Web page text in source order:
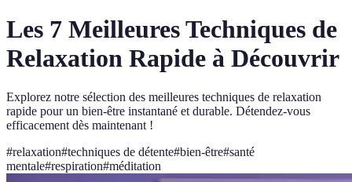
Les 7 Meilleures Techniques de
Relaxation Rapide à Découvrir
Explorez notre sélection des meilleures techniques de relaxation
rapide pour un bien-être instantané et durable. Détendez-vous
efficacement dès maintenant !
#relaxation#techniques de détente#bien-être#santé
mentale#respiration#méditation